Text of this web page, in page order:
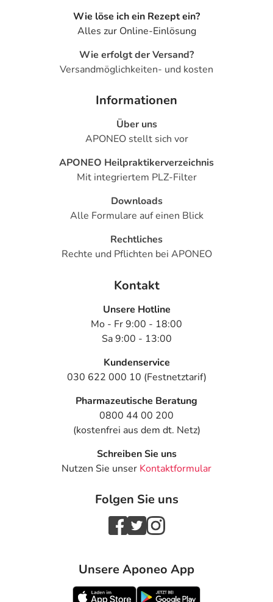
Wie löse ich ein Rezept ein?
Alles zur Online-Einlösung
Wie erfolgt der Versand?
Versandmöglichkeiten- und kosten
Informationen
Über uns
APONEO stellt sich vor
APONEO Heilpraktikerverzeichnis
Mit integriertem PLZ-Filter
Downloads
Alle Formulare auf einen Blick
Rechtliches
Rechte und Pflichten bei APONEO
Kontakt
Unsere Hotline
Mo - Fr 9:00 - 18:00
Sa 9:00 - 13:00
Kundenservice
030 622 000 10 (Festnetztarif)
Pharmazeutische Beratung
0800 44 00 200
(kostenfrei aus dem dt. Netz)
Schreiben Sie uns
Nutzen Sie unser Kontaktformular
Folgen Sie uns
Unsere Aponeo App